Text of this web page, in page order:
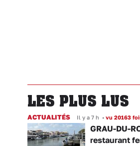
LES PLUS LUS
ACTUALITÉS Il y a 7 h • vu 20163
GRAU-DU-
restaurant